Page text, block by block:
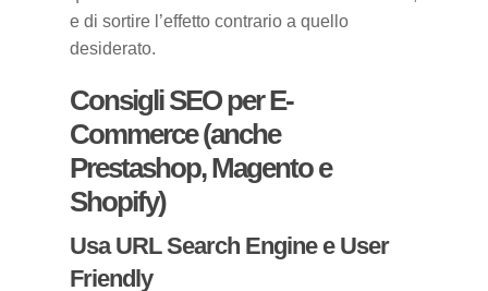
e di sortire l’effetto contrario a quello
desiderato.
Consigli SEO per E-
Commerce (anche
Prestashop, Magento e
Shopify)
Usa URL Search Engine e User
Friendly